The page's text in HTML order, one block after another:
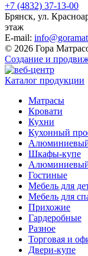
+7 (4832) 37-13-00
Брянск, ул.
этаж
E-mail:
© 2026 Гора
Создание и
Каталог продукции
Матрасы
Кровати
Кухни
Кухонный
Алюминиевый
Шкафы-купе
Гостиные
Мебель для
Мебель для
Прихожие
Гардеробные
Разное
Торговая и
Двери-купе